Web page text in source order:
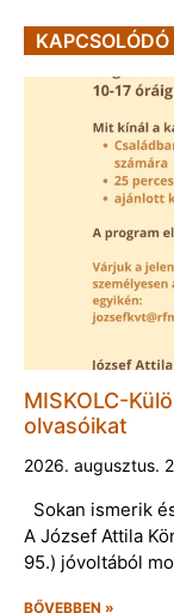
MISKOLC-
olvasóikat
2026. augusztus.
Sokan ismerik
A József Attila
95.) jóvoltából
BŐVEBBEN »